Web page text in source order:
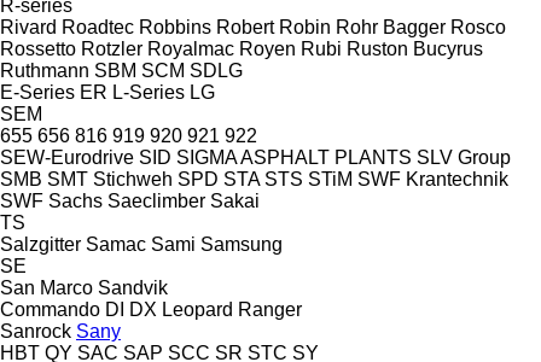
R-series
Rivard Roadtec Robbins Robert Robin Rohr Bagger Rosco
Rossetto Rotzler Royalmac Royen Rubi Ruston Bucyrus
Ruthmann SBM SCM SDLG
E-Series ER L-Series LG
SEM
655 656 816 919 920 921 922
SEW-Eurodrive SID SIGMA ASPHALT PLANTS SLV Group
SMB SMT Stichweh SPD STA STS STiM SWF Krantechnik
SWF Sachs Saeclimber Sakai
TS
Salzgitter Samac Sami Samsung
SE
San Marco Sandvik
Commando DI DX Leopard Ranger
Sanrock Sany
HBT QY SAC SAP SCC SR STC SY